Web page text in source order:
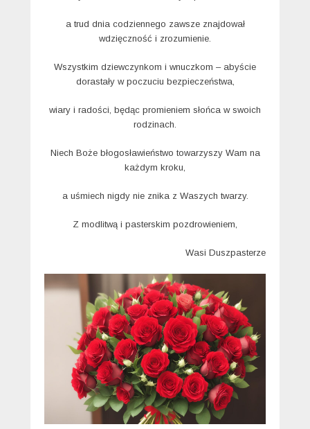
a trud dnia codziennego zawsze znajdował
wdzięczność i zrozumienie.
Wszystkim dziewczynkom i wnuczkom – abyście
dorastały w poczuciu bezpieczeństwa,
wiary i radości, będąc promieniem słońca w swoich
rodzinach.
Niech Boże błogosławieństwo towarzyszy Wam na
każdym kroku,
a uśmiech nigdy nie znika z Waszych twarzy.
Z modlitwą i pasterskim pozdrowieniem,
Wasi Duszpasterze